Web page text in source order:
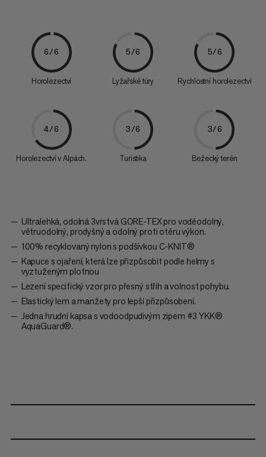
6/6
Horolezectví
5/6
Lyžařské túry
5/6
Rychlostní horolezectví
4/6
Horolezectví v Alpách.
3/6
Turistika
3/6
Bežecký terén
Ultralehká, odolná 3vrstvá GORE-TEX pro voděodolný,
větruodolný, prodyšný a odolný proti otěru výkon.
100% recyklovaný nylon s podšívkou C-KNIT®
Kapuce s ojaření, která lze přizpůsobit podle helmy s
vyztuženým plotnou
Lezení specifický vzor pro přesný střih a volnost pohybu.
Elastický lem a manžety pro lepší přizpůsobení.
Jedna hrudní kapsa s vodoodpudivým zipem #3 YKK®
AquaGuard®.